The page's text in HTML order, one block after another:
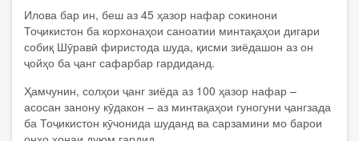
Илова бар ин, беш аз 45 ҳазор нафар сокинони
Тоҷикистон ба корхонаҳои саноатии минтақаҳои дигари
собиқ Шӯравӣ фиристода шуда, қисми зиёдашон аз он
ҷойҳо ба ҷанг сафарбар гардиданд.
Ҳамчунин, солҳои ҷанг зиёда аз 100 ҳазор нафар –
асосан занону кӯдакон – аз минтақаҳои гуногуни ҷангзада
ба Тоҷикистон кӯчонида шуданд ва сарзамини мо барои